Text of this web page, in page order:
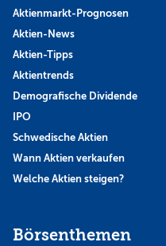
Aktienmarkt-Prognosen
Aktien-News
Aktien-Tipps
Aktientrends
Demografische Dividende
IPO
Schwedische Aktien
Wann Aktien verkaufen
Welche Aktien steigen?
Börsenthemen